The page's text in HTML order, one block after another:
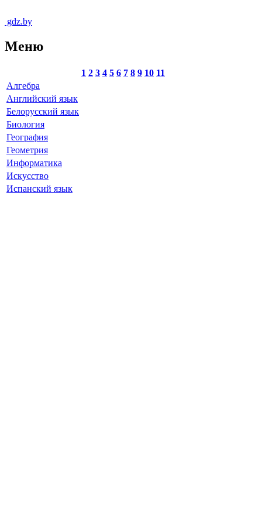
gdz.by
Меню
1 2 3 4 5 6 7 8 9 10 11
Алгебра
Английский язык
Белорусский язык
Биология
География
Геометрия
Информатика
Искусство
Испанский язык